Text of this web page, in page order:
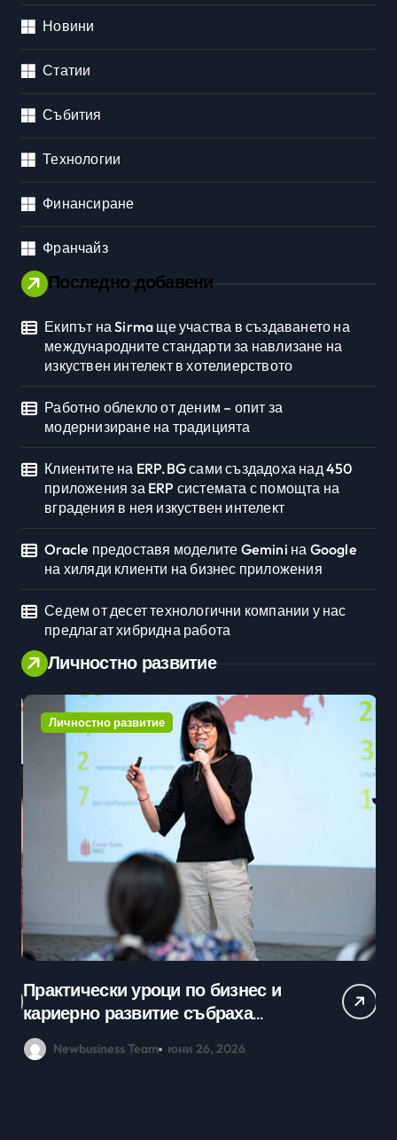
Новини
Статии
Събития
Технологии
Финансиране
Франчайз
Последно добавени
Екипът на Sirma ще участва в създаването на
международните стандарти за навлизане на
изкуствен интелект в хотелиерството
Работно облекло от деним – опит за
модернизиране на традицията
Клиентите на ERP.BG сами създадоха над 450
приложения за ERP системата с помощта на
вградения в нея изкуствен интелект
Oracle предоставя моделите Gemini на Google
на хиляди клиенти на бизнес приложения
Седем от десет технологични компании у нас
предлагат хибридна работа
Личностно развитие
Личностно развитие
Практически уроци по бизнес и
кариерно развитие събраха
млади хора на SOFIA UP
Newbusiness Team юни 26, 2026